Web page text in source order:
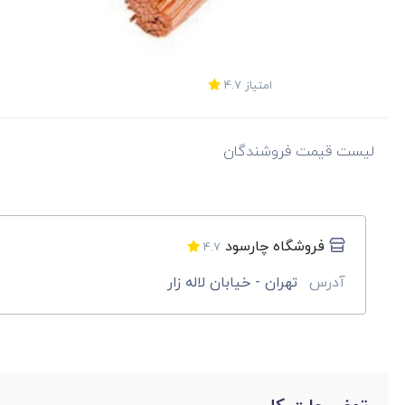
امتیاز 4.7
لیست قیمت فروشندگان
فروشگاه چارسود 4.7
آدرس تهران - خیابان لاله زار